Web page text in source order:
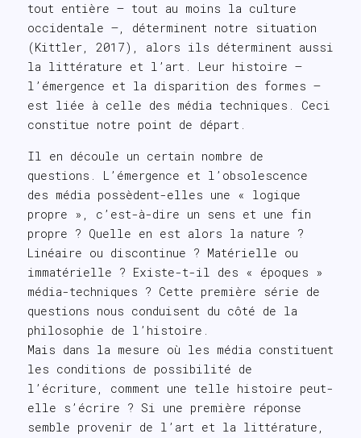
tout entière – tout au moins la culture
occidentale –, déterminent notre situation
(Kittler, 2017), alors ils déterminent aussi
la littérature et l’art. Leur histoire –
l’émergence et la disparition des formes –
est liée à celle des média techniques. Ceci
constitue notre point de départ.
Il en découle un certain nombre de
questions. L’émergence et l’obsolescence
des média possèdent-elles une « logique
propre », c’est-à-dire un sens et une fin
propre ? Quelle en est alors la nature ?
Linéaire ou discontinue ? Matérielle ou
immatérielle ? Existe-t-il des « époques »
média-techniques ? Cette première série de
questions nous conduisent du côté de la
philosophie de l’histoire.
Mais dans la mesure où les média constituent
les conditions de possibilité de
l’écriture, comment une telle histoire peut-
elle s’écrire ? Si une première réponse
semble provenir de l’art et la littérature,